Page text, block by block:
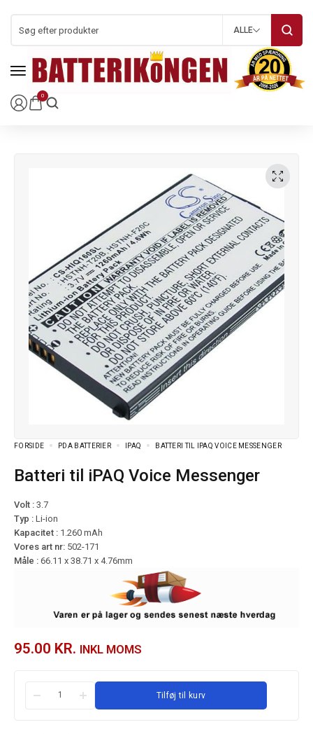
0
ALLE
FORSIDE PDA BATTERIER IPAQ BATTERI TIL IPAQ VOICE MESSENGER
Batteri til iPAQ Voice Messenger
Volt : 3.7
Typ : Li-ion
Kapacitet : 1.260 mAh
Vores art nr: 502-171
Måle : 66.11 x 38.71 x 4.76mm
95.00 KR. INKL MOMS
Tilføj til kurv